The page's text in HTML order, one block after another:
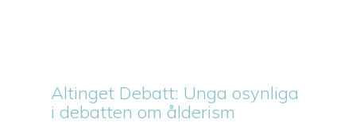
Altinget Debatt: Unga osynliga
i debatten om ålderism